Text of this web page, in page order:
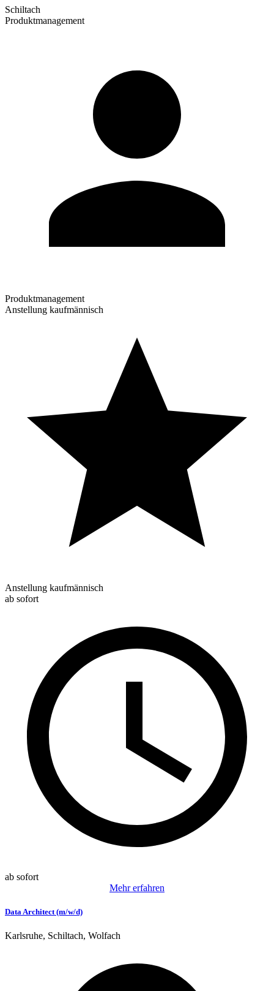
Schiltach
Produktmanagement
Produktmanagement
Anstellung kaufmännisch
Anstellung kaufmännisch
ab sofort
ab sofort
Mehr erfahren
Data Architect (m/w/d)
Karlsruhe, Schiltach, Wolfach